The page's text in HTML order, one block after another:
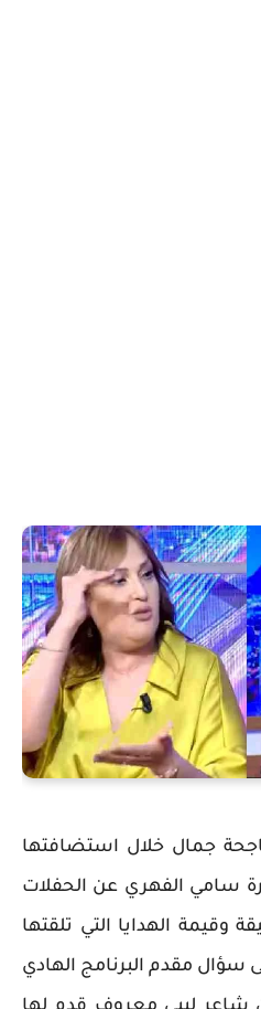
جمال خلال استضافتها
سامي الفهري عن الحفلات
وقيمة الهدايا التي تلقتها
سؤال مقدم البرنامج الهادي